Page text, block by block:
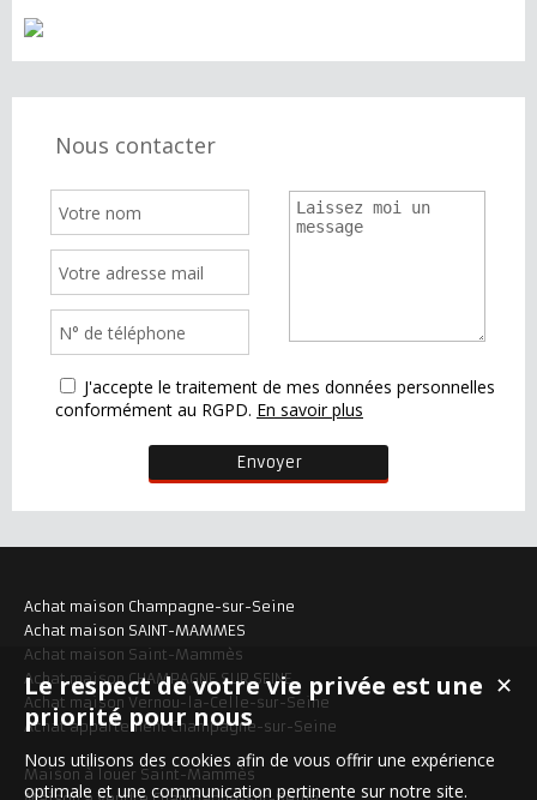
Nous contacter
J'accepte le traitement de mes données personnelles
conformément au RGPD. En savoir plus
Achat maison Champagne-sur-Seine
Achat maison SAINT-MAMMES
Achat maison Saint-Mammès
Achat maison CHAMPAGNE SUR SEINE
Achat maison Vernou-la-Celle-sur-Seine
Achat appartement Champagne-sur-Seine
Maison à louer Saint-Mammès
✕
Le respect de votre vie privée est une
priorité pour nous
Nous utilisons des cookies afin de vous offrir une expérience
optimale et une communication pertinente sur notre site.